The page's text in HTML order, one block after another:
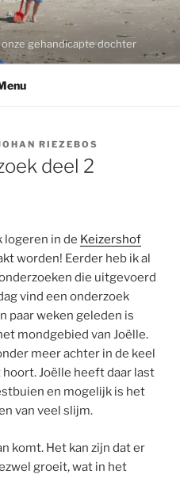
gehandicapte dochter
RIEZEBOS
deel 2
logeren in de Keizershof
worden! Eerder heb ik al
die uitgevoerd
vind een onderzoek
paar weken geleden is
mondgebied van Joëlle.
meer achter in de keel
Joëlle heeft daar last
en mogelijk is het
van veel slijm.
komt. Het kan zijn dat er
groeit, wat in het